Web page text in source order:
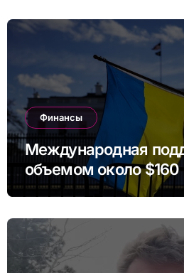
Финансы
Международная
объемом около $160
Украине